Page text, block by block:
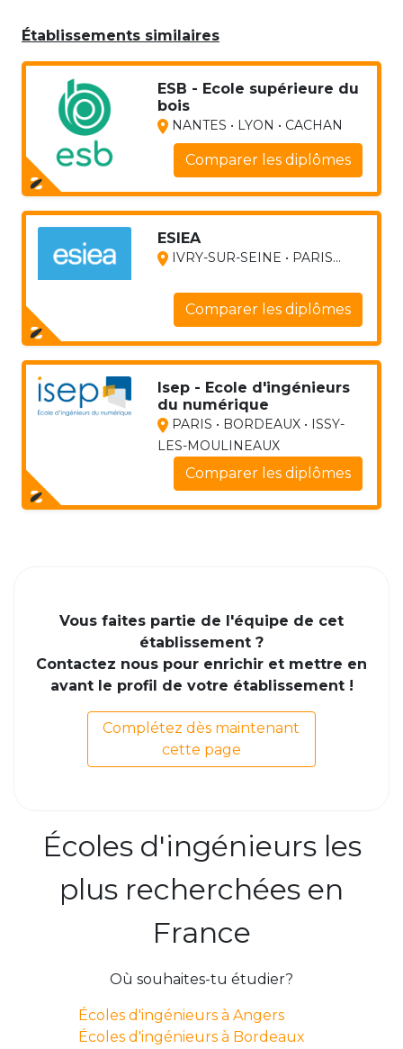
Établissements similaires
ESB - Ecole supérieure du
bois
NANTES • LYON • CACHAN
Comparer les diplômes
ESIEA
IVRY-SUR-SEINE • PARIS...
Comparer les diplômes
Isep - Ecole d'ingénieurs
du numérique
PARIS • BORDEAUX • ISSY-
LES-MOULINEAUX
Comparer les diplômes
Vous faites partie de l'équipe de cet
établissement ?
Contactez nous pour enrichir et mettre en
avant le profil de votre établissement !
Complétez dès maintenant
cette page
Écoles d'ingénieurs les
plus recherchées en
France
Où souhaites-tu étudier?
Écoles d'ingénieurs à Angers
Écoles d'ingénieurs à Bordeaux